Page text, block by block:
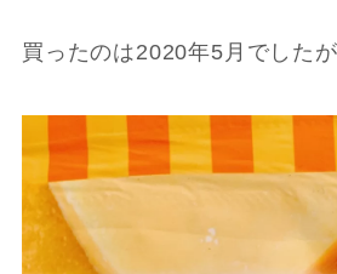
買ったのは2020年5月でしたが